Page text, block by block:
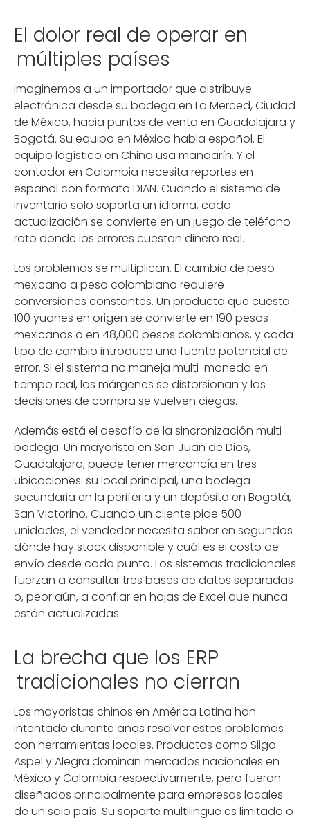
El dolor real de operar en
múltiples países
Imaginemos a un importador que distribuye
electrónica desde su bodega en La Merced, Ciudad
de México, hacia puntos de venta en Guadalajara y
Bogotá. Su equipo en México habla español. El
equipo logístico en China usa mandarín. Y el
contador en Colombia necesita reportes en
español con formato DIAN. Cuando el sistema de
inventario solo soporta un idioma, cada
actualización se convierte en un juego de teléfono
roto donde los errores cuestan dinero real.
Los problemas se multiplican. El cambio de peso
mexicano a peso colombiano requiere
conversiones constantes. Un producto que cuesta
100 yuanes en origen se convierte en 190 pesos
mexicanos o en 48,000 pesos colombianos, y cada
tipo de cambio introduce una fuente potencial de
error. Si el sistema no maneja multi-moneda en
tiempo real, los márgenes se distorsionan y las
decisiones de compra se vuelven ciegas.
Además está el desafío de la sincronización multi-
bodega. Un mayorista en San Juan de Dios,
Guadalajara, puede tener mercancía en tres
ubicaciones: su local principal, una bodega
secundaria en la periferia y un depósito en Bogotá,
San Victorino. Cuando un cliente pide 500
unidades, el vendedor necesita saber en segundos
dónde hay stock disponible y cuál es el costo de
envío desde cada punto. Los sistemas tradicionales
fuerzan a consultar tres bases de datos separadas
o, peor aún, a confiar en hojas de Excel que nunca
están actualizadas.
La brecha que los ERP
tradicionales no cierran
Los mayoristas chinos en América Latina han
intentado durante años resolver estos problemas
con herramientas locales. Productos como Siigo
Aspel y Alegra dominan mercados nacionales en
México y Colombia respectivamente, pero fueron
diseñados principalmente para empresas locales
de un solo país. Su soporte multilingüe es limitado o